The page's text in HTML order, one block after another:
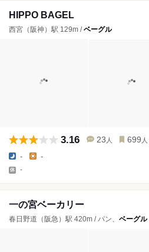
HIPPO BAGEL
西宮（阪神）駅 129m /ベーグル
3.16 23 人 699 人
- -
-
一の宮ベーカリー
春日野道（阪急）駅 420m / パン、 ベーグル